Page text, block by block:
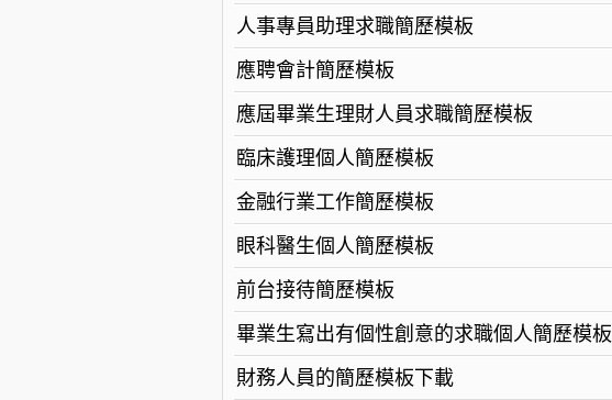
人事專員助理求職簡歷模板
應聘會計簡歷模板
應屆畢業生理財人員求職簡歷模板
臨床護理個人簡歷模板
金融行業工作簡歷模板
眼科醫生個人簡歷模板
前台接待簡歷模板
畢業生寫出有個性創意的求職個人簡歷模板
財務人員的簡歷模板下載